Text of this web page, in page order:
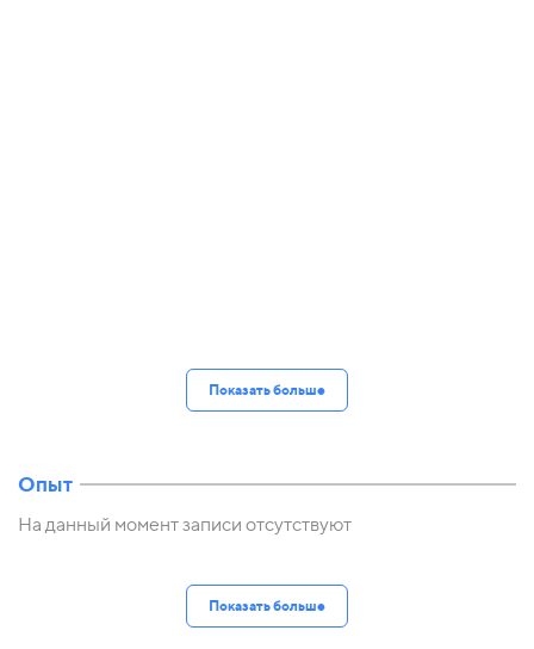
Показать больше
Опыт
На данный момент записи отсутствуют
Показать больше